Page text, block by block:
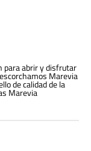
para abrir y disfrutar
Marevia
de calidad de la
Marevia